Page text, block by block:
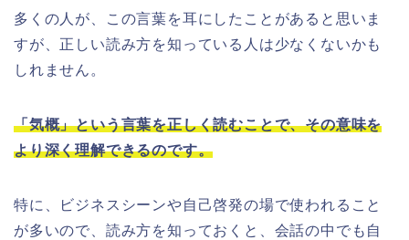
多くの人が、この言葉を耳にしたことがあると思いま
すが、正しい読み方を知っている人は少なくないかも
しれません。
「気概」という言葉を正しく読むことで、その意味を
より深く理解できるのです。
特に、ビジネスシーンや自己啓発の場で使われること
が多いので、読み方を知っておくと、会話の中でも自